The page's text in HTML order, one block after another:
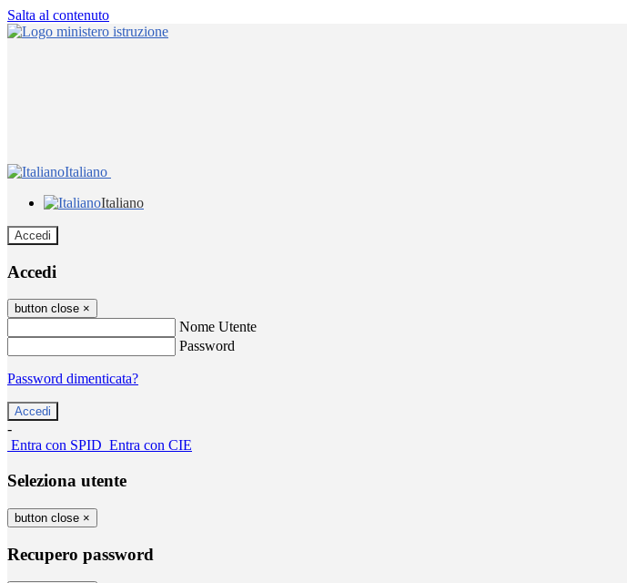
Salta al contenuto
Italiano
Italiano
Accedi
Accedi
button close ×
Nome Utente
Password
Password dimenticata?
-
Entra con SPID Entra con CIE
Seleziona utente
button close ×
Recupero password